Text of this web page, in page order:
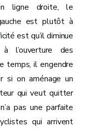
ligne droite, le
est plutôt à
est qu’il diminue
l’ouverture des
temps, il engendre
si on aménage un
qui veut quitter
pas une parfaite
qui arrivent